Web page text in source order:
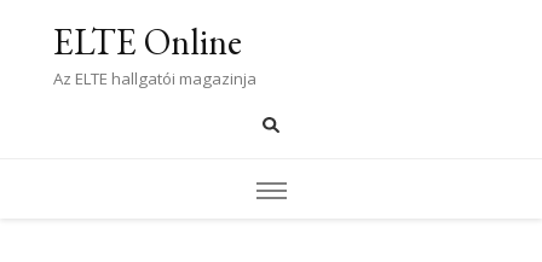
ELTE Online
Az ELTE hallgatói magazinja